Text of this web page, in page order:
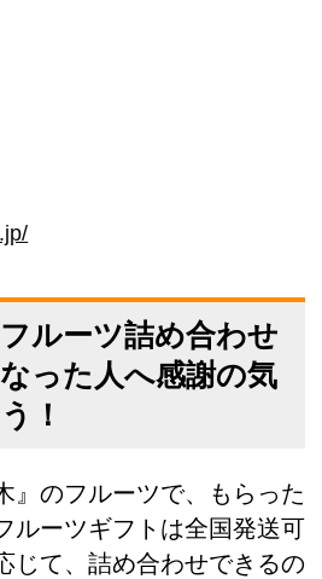
ルーツ詰め合わせ
った人へ感謝の気
！
』のフルーツで、もらった
ルーツギフトは全国発送可
じて、詰め合わせできるの